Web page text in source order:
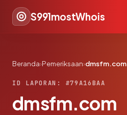
S991mostWhois
Beranda›Pemeriksaan›dmsfm.com
ID LAPORAN: #79A16BAA
dmsfm.com